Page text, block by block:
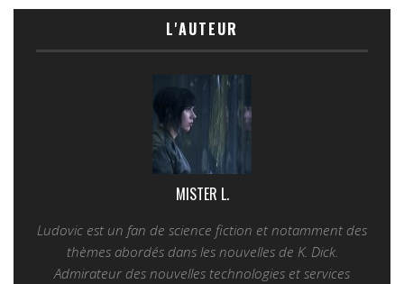
L'AUTEUR
MISTER L.
Ludovic est un fan de science fiction et notamment des
thèmes abordés dans les nouvelles de K. Dick.
Admirateur des nouvelles technologies et services